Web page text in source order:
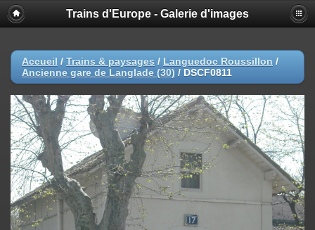
Trains d'Europe - Galerie d'images
Accueil / Trains & paysages / Languedoc Roussillon /
Ancienne gare de Langlade (30) / DSCF0811